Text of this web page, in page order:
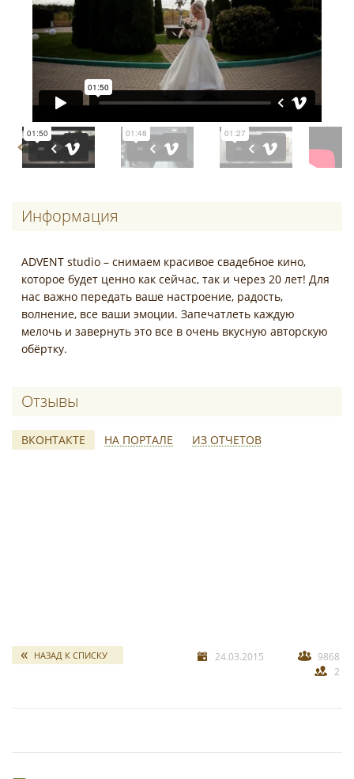
Информация
ADVENT studio – снимаем красивое свадебное кино,
которое будет ценно как сейчас, так и через 20 лет! Для
нас важно передать ваше настроение, радость,
волнение, все ваши эмоции. Запечатлеть каждую
мелочь и завернуть это все в очень вкусную авторскую
обёртку.
Отзывы о Advent studio
ВКОНТАКТЕ НА ПОРТАЛЕ ИЗ ОТЧЕТОВ
*
НАЗАД К СПИСКУ 24.03.2015
9868
2